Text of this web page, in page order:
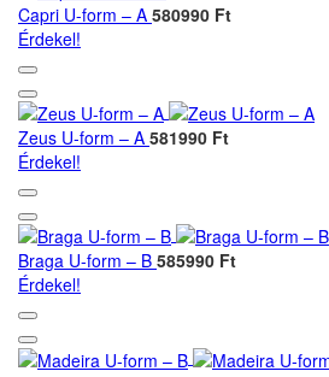
Capri U-form – A 580990 Ft
Érdekel!
Zeus U-form – A 581990 Ft
Érdekel!
Braga U-form – B 585990 Ft
Érdekel!